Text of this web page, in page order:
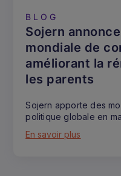
BLOG
Sojern
mondiale de
améliorant la
les parents
Sojern apporte des
politique globale en
En savoir plus